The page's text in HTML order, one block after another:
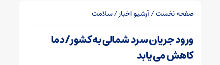
صفحه نخست/آرشیو اخبار/سلامت
ورود جریان سرد شمالی به کشور/دما
کاهش می یابد